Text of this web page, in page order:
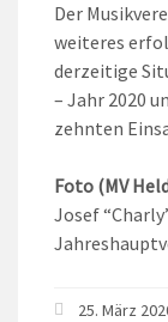
Der
weiteres
derzeitige
– Jahr 2020
zehnten
Foto (MV
Josef
25. März